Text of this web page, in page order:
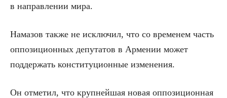
в направлении мира.
Намазов также не исключил, что со временем часть
оппозиционных депутатов в Армении может
поддержать конституционные изменения.
Он отметил, что крупнейшая новая оппозиционная